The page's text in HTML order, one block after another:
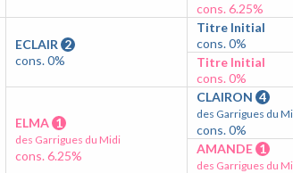
cons. 6.25%
ECLAIR 2
cons. 0%
Titre Initial
cons. 0%
Titre Initial
cons. 0%
ELMA 1
des Garrigues du Midi
cons. 6.25%
CLAIRON 4
des Garrigues du
cons. 0%
AMANDE 1
des Garrigues du